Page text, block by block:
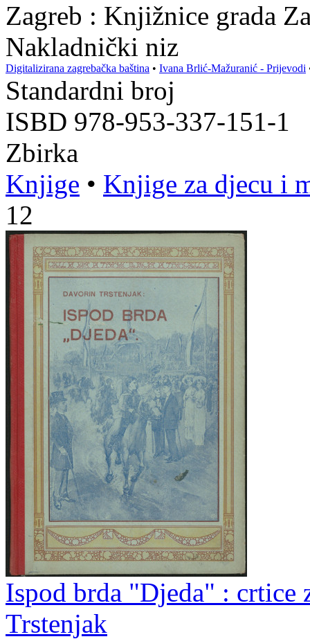
Zagreb : Knjižnice grada
Nakladnički niz
Digitalizirana zagrebačka baština • Ivana Brlić-Mažuranić - Prijevodi
Standardni broj
ISBD 978-953-337-151-1
Zbirka
Knjige • Knjige za djecu i
12
Ispod brda "Djeda" : crtice
Trstenjak